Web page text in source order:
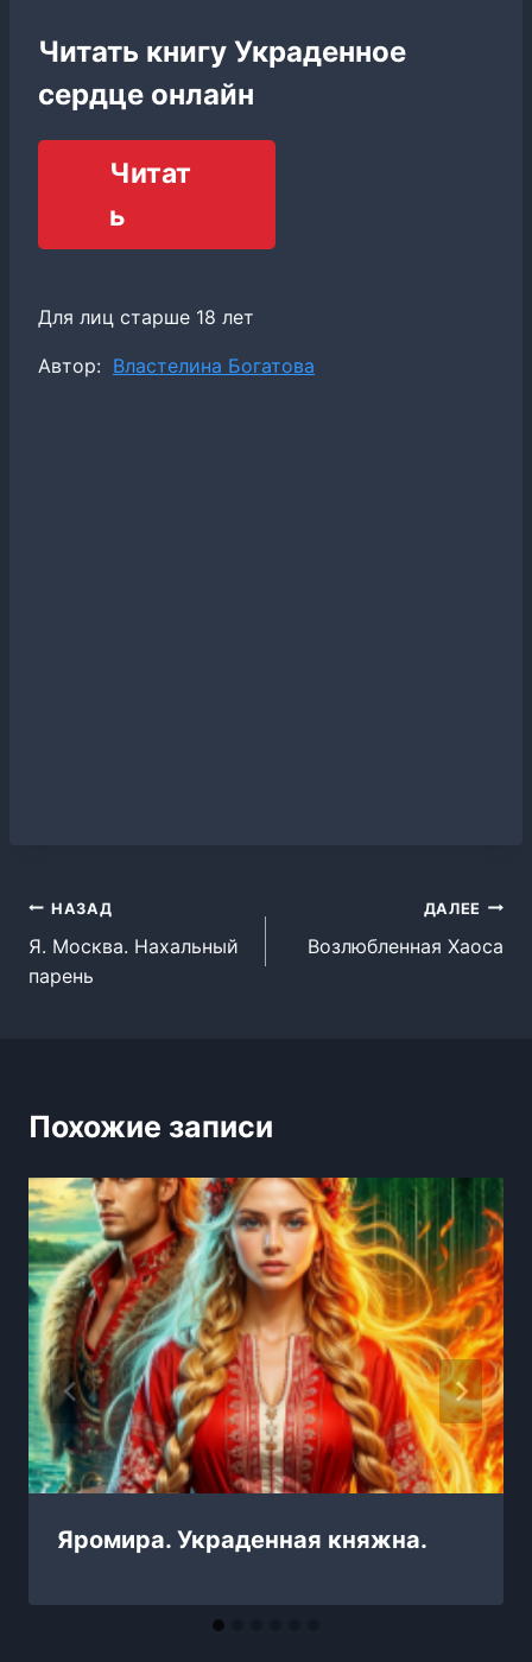
Читать книгу Украденное
сердце онлайн
Читат
ь
Для лиц старше 18 лет
Метки
Автор: Властелина Богатова
Навигация
по
НАЗАД
Я. Москва. Нахальный
парень
ДАЛЕЕ
Возлюбленная Хаоса
Похожие записи
Яромира. Украденная княжна.